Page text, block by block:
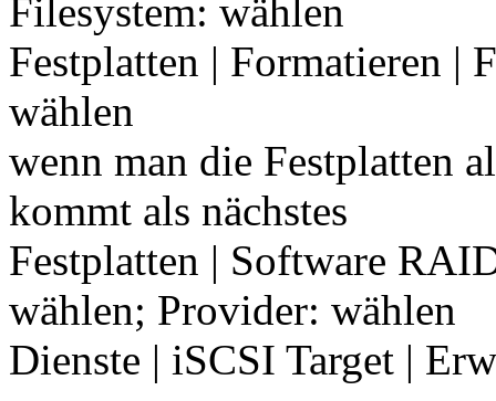
Filesystem: wählen
Festplatten | Formatieren |
wählen
wenn man die Festplatten
kommt als nächstes
Festplatten | Software
wählen; Provider: wählen
Dienste | iSCSI Target |